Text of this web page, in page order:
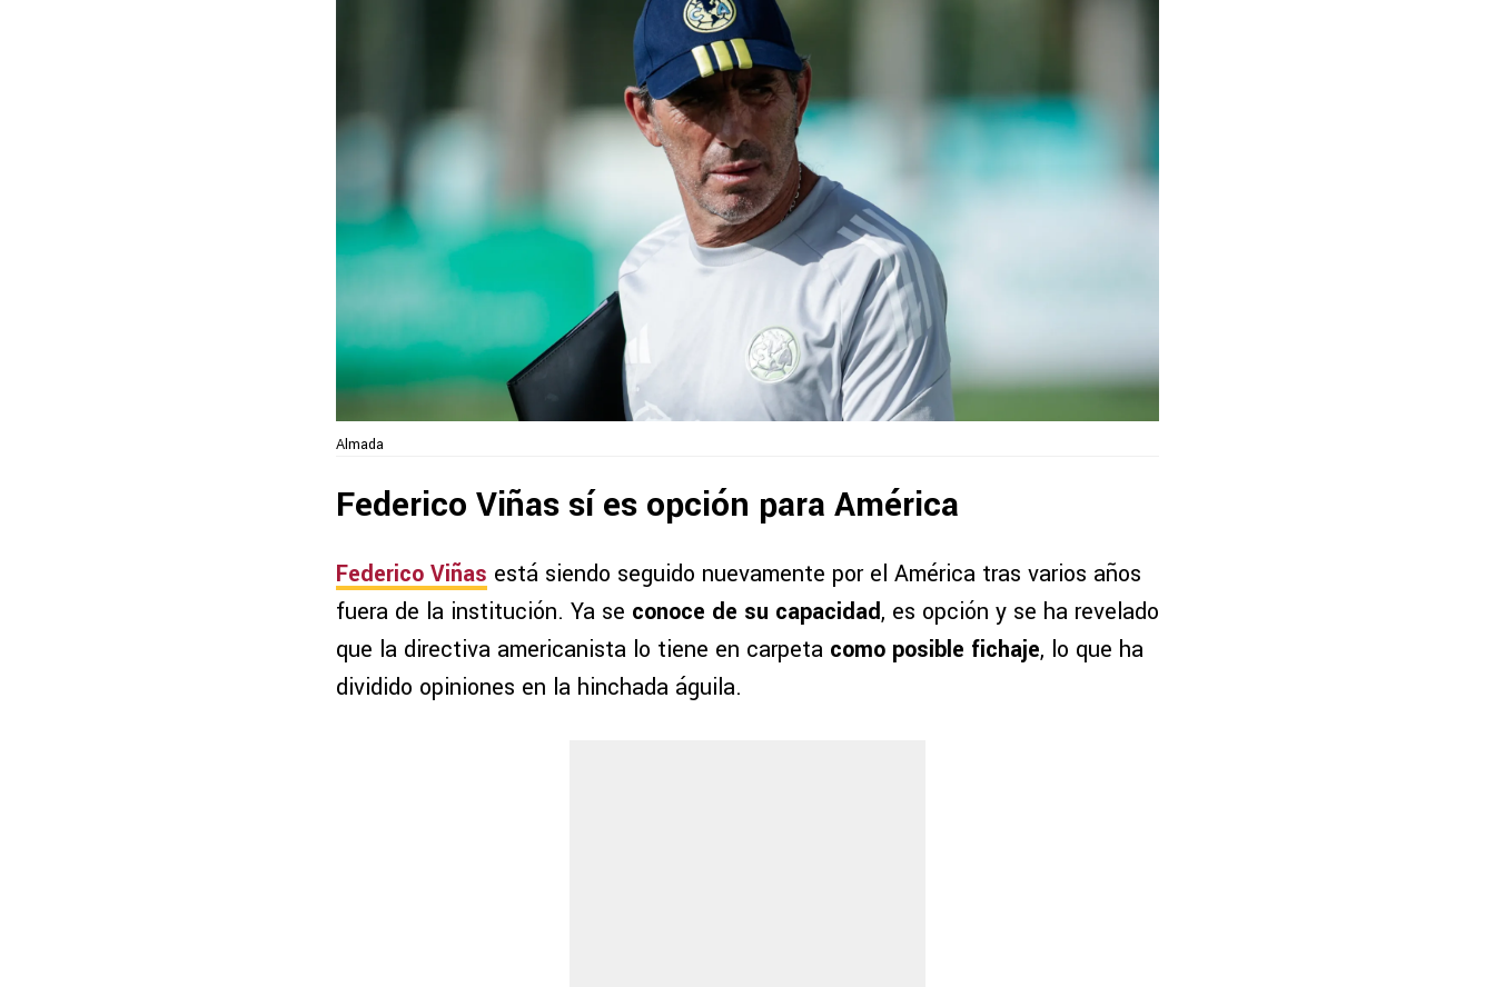
Almada
Federico Viñas sí es opción para América
Federico Viñas está siendo seguido nuevamente por el América tras varios años
fuera de la institución. Ya se conoce de su capacidad, es opción y se ha revelado
que la directiva americanista lo tiene en carpeta como posible fichaje, lo que ha
dividido opiniones en la hinchada águila.